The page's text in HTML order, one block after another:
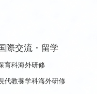
際交流・留学
育科海外研修
代教養学科海外研修